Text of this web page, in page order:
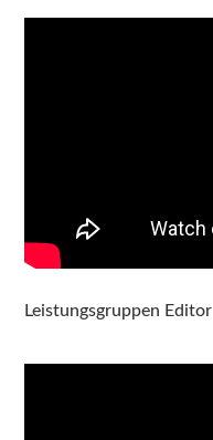
Leistungsgruppen Editor